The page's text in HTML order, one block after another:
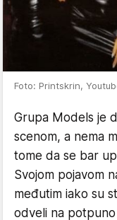
Foto: Printskrin,
Grupa Models je
scenom, a nema
tome da se bar
Svojom pojavom
međutim iako su
odveli na